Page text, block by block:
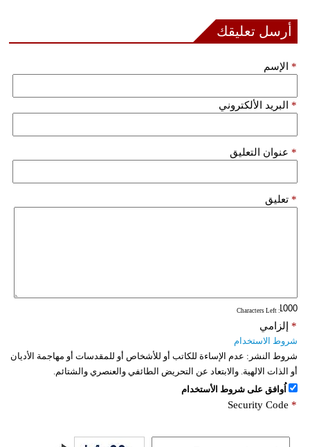
أرسل تعليقك
الإسم *
البريد الألكتروني *
عنوان التعليق *
تعليق *
: Characters Left
إلزامي *
شروط الاستخدام
شروط النشر: عدم الإساءة للكاتب أو للأشخاص أو للمقدسات أو مهاجمة الأديان
أو الذات الالهية. والابتعاد عن التحريض الطائفي والعنصري والشتائم.
اُوافق على شروط الأستخدام
Security Code *